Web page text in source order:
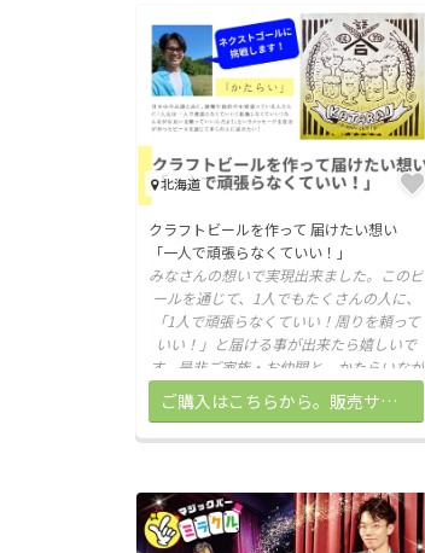
北海道
クラフトビールを作って 届けたい想い
「一人で頑張らなくていい！」
みなさんの想いで実現出来ました。このビ
ールを通じて、1人でもたくさんの人に、
「1人で頑張らなくていい！周りを頼って
いい！」と届ける事が出来たら嬉しいで
す。是非ご家族・お仲間と、かたらいなが
ご購入はこちらから。販売サイトに移動します。